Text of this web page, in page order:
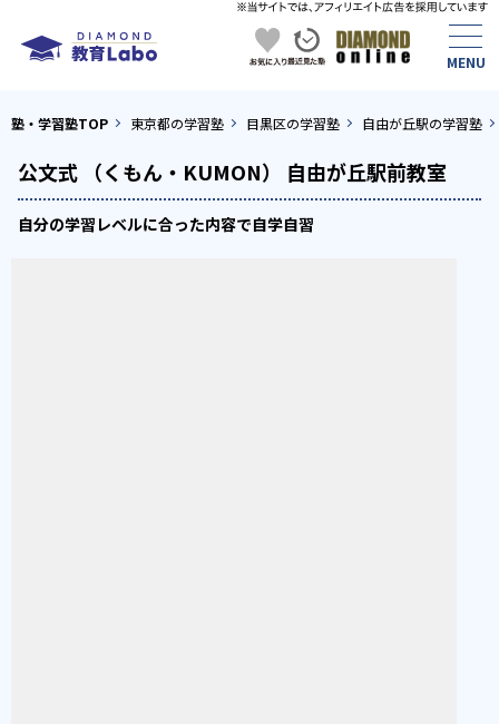
塾・学習塾TOP 東京都の学習塾 目黒区の学習塾 自由が丘駅の学習塾
公文式 （くもん・KUMON） 自由が丘駅前教室
自分の学習レベルに合った内容で自学自習